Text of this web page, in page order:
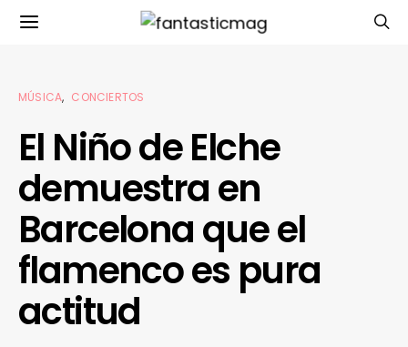
MÚSICA CONCIERTOS
El Niño de Elche
demuestra en
Barcelona que el
flamenco es pura
actitud